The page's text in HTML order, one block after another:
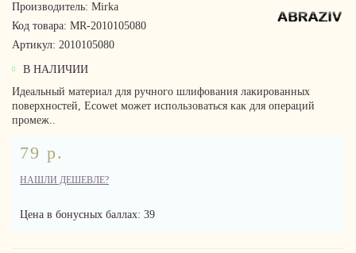
Производитель: Mirka
Код товара: MR-2010105080
Артикул: 2010105080
В НАЛИЧИИ
Идеальный материал для ручного шлифования лакированных
поверхностей, Ecowet может использоваться как для операций
промеж..
79 р.
НАШЛИ ДЕШЕВЛЕ?
Цена в бонусных баллах: 39